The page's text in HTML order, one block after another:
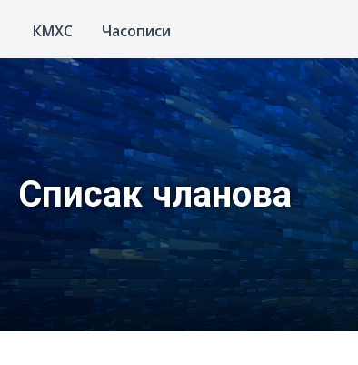
КМХС Часописи
Списак чланова